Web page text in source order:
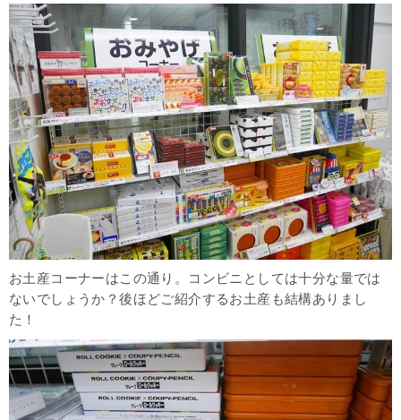
お土産コーナーはこの通り。コンビニとしては十分な量では
ないでしょうか？後ほどご紹介するお土産も結構ありまし
た！